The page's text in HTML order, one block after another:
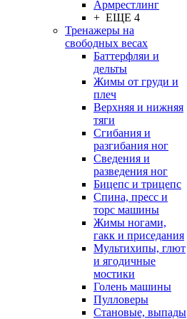
Армрестлинг
+ ЕЩЕ 4
Тренажеры на
свободных весах
Баттерфляи и
дельты
Жимы от груди и
плеч
Верхняя и нижняя
тяги
Сгибания и
разгибания ног
Сведения и
разведения ног
Бицепс и трицепс
Спина, пресс и
торс машины
Жимы ногами,
гакк и приседания
Мультихипы, глют
и ягодичные
мостики
Голень машины
Пулловеры
Становые, выпады